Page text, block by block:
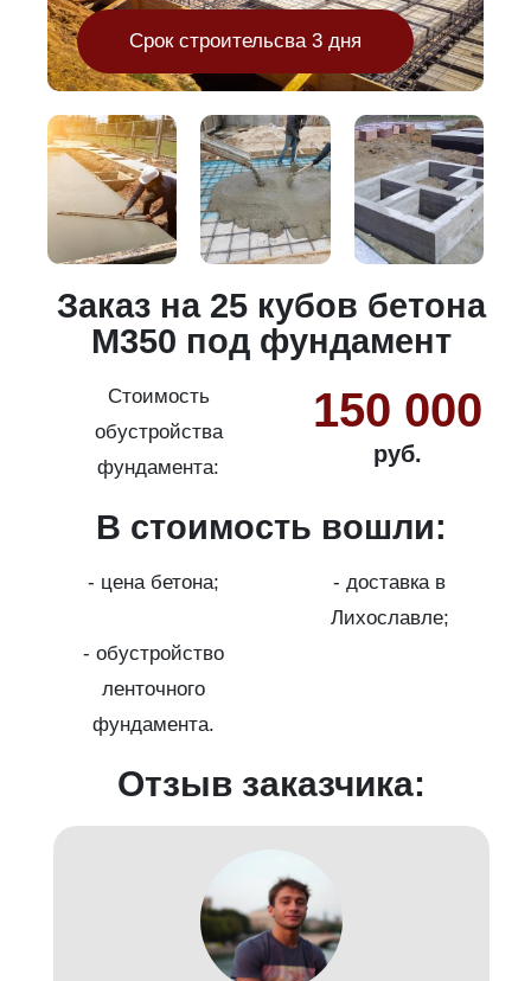
Срок строительсва 3 дня
Заказ на 25 кубов бетона
М350 под фундамент
Стоимость
обустройства
фундамента:
150 000
руб.
В стоимость вошли:
- цена бетона;
- доставка в
Лихославле;
- обустройство
ленточного
фундамента.
Отзыв заказчика: